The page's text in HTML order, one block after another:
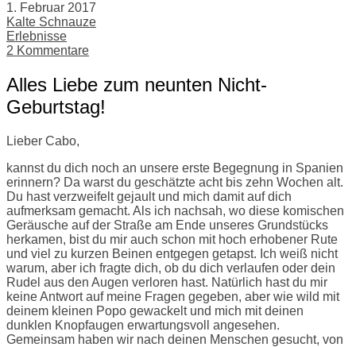
1. Februar 2017
Kalte Schnauze
Erlebnisse
2 Kommentare
Alles Liebe zum neunten Nicht-
Geburtstag!
Lieber Cabo,
kannst du dich noch an unsere erste Begegnung in Spanien
erinnern? Da warst du geschätzte acht bis zehn Wochen alt.
Du hast verzweifelt gejault und mich damit auf dich
aufmerksam gemacht. Als ich nachsah, wo diese komischen
Geräusche auf der Straße am Ende unseres Grundstücks
herkamen, bist du mir auch schon mit hoch erhobener Rute
und viel zu kurzen Beinen entgegen getapst. Ich weiß nicht
warum, aber ich fragte dich, ob du dich verlaufen oder dein
Rudel aus den Augen verloren hast. Natürlich hast du mir
keine Antwort auf meine Fragen gegeben, aber wie wild mit
deinem kleinen Popo gewackelt und mich mit deinen
dunklen Knopfaugen erwartungsvoll angesehen.
Gemeinsam haben wir nach deinen Menschen gesucht, von